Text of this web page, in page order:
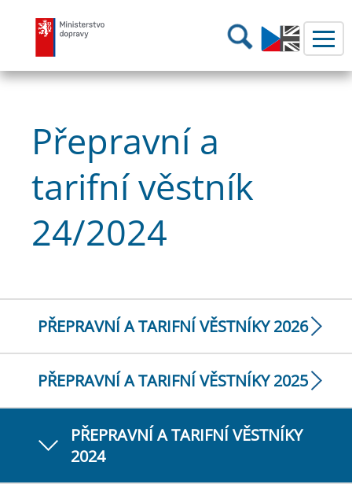
Ministerstvo dopravy Hledání
Přepravní a
tarifní věstník
24/2024
PŘEPRAVNÍ A TARIFNÍ VĚSTNÍKY 2026
PŘEPRAVNÍ A TARIFNÍ VĚSTNÍKY 2025
PŘEPRAVNÍ A TARIFNÍ VĚSTNÍKY
2024